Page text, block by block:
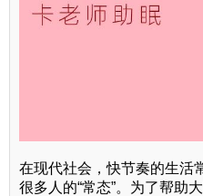
在现代社会，快节奏的生活
很多人的“常态”。为了帮助